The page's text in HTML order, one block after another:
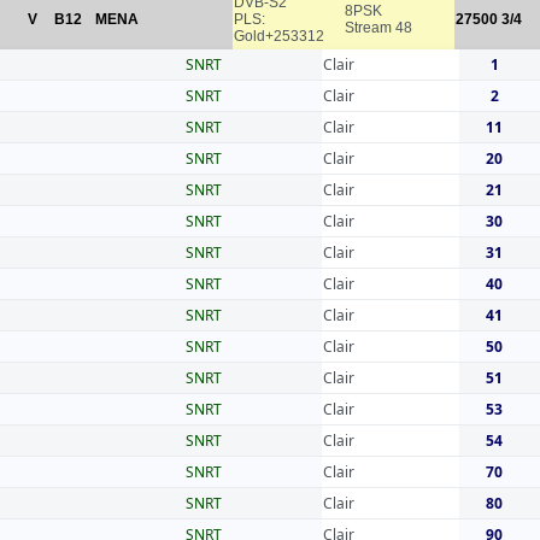
V B12 MENA
PLS:
Gold+253312
8PSK
Stream 48
27500 3/4
SNRT Clair
1
SNRT
Clair
2
SNRT
Clair
11
SNRT
Clair
20
SNRT
Clair
21
SNRT
Clair
30
SNRT
Clair
31
SNRT
Clair
40
SNRT
Clair
41
SNRT
Clair
50
SNRT
Clair
51
SNRT
Clair
53
SNRT
Clair
54
SNRT
Clair
70
SNRT
Clair
80
SNRT
Clair 90